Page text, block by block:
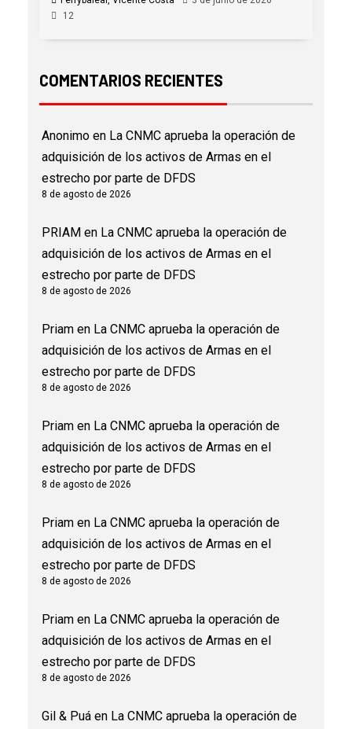
12
COMENTARIOS RECIENTES
Anonimo en La CNMC aprueba la operación de
adquisición de los activos de Armas en el
estrecho por parte de DFDS
8 de agosto de 2026
PRIAM en La CNMC aprueba la operación de
adquisición de los activos de Armas en el
estrecho por parte de DFDS
8 de agosto de 2026
Priam en La CNMC aprueba la operación de
adquisición de los activos de Armas en el
estrecho por parte de DFDS
8 de agosto de 2026
Priam en La CNMC aprueba la operación de
adquisición de los activos de Armas en el
estrecho por parte de DFDS
8 de agosto de 2026
Priam en La CNMC aprueba la operación de
adquisición de los activos de Armas en el
estrecho por parte de DFDS
8 de agosto de 2026
Priam en La CNMC aprueba la operación de
adquisición de los activos de Armas en el
estrecho por parte de DFDS
8 de agosto de 2026
Gil & Puá en La CNMC aprueba la operación de